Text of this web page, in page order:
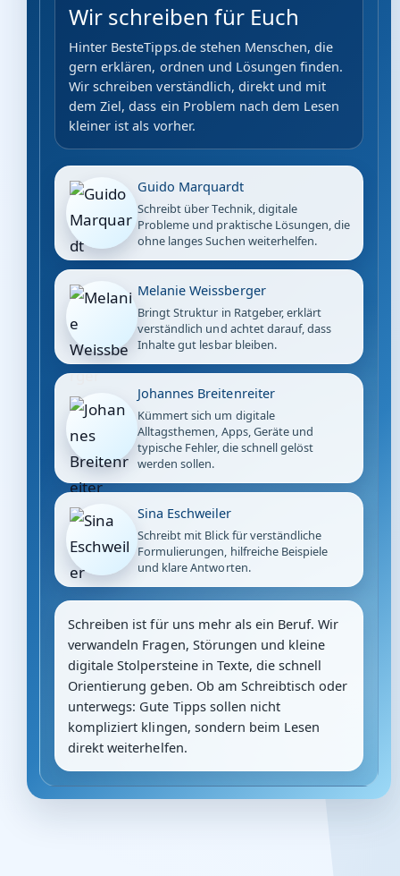
Wir schreiben für Euch
Hinter BesteTipps.de stehen Menschen, die
gern erklären, ordnen und Lösungen finden.
Wir schreiben verständlich, direkt und mit
dem Ziel, dass ein Problem nach dem Lesen
kleiner ist als vorher.
Guido Marquardt
Schreibt über Technik, digitale
Probleme und praktische Lösungen, die
ohne langes Suchen weiterhelfen.
Melanie Weissberger
Bringt Struktur in Ratgeber, erklärt
verständlich und achtet darauf, dass
Inhalte gut lesbar bleiben.
Johannes Breitenreiter
Kümmert sich um digitale
Alltagsthemen, Apps, Geräte und
typische Fehler, die schnell gelöst
werden sollen.
Sina Eschweiler
Schreibt mit Blick für verständliche
Formulierungen, hilfreiche Beispiele
und klare Antworten.
Schreiben ist für uns mehr als ein Beruf. Wir
verwandeln Fragen, Störungen und kleine
digitale Stolpersteine in Texte, die schnell
Orientierung geben. Ob am Schreibtisch oder
unterwegs: Gute Tipps sollen nicht
kompliziert klingen, sondern beim Lesen
direkt weiterhelfen.